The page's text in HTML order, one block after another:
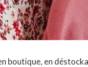
boutique, en